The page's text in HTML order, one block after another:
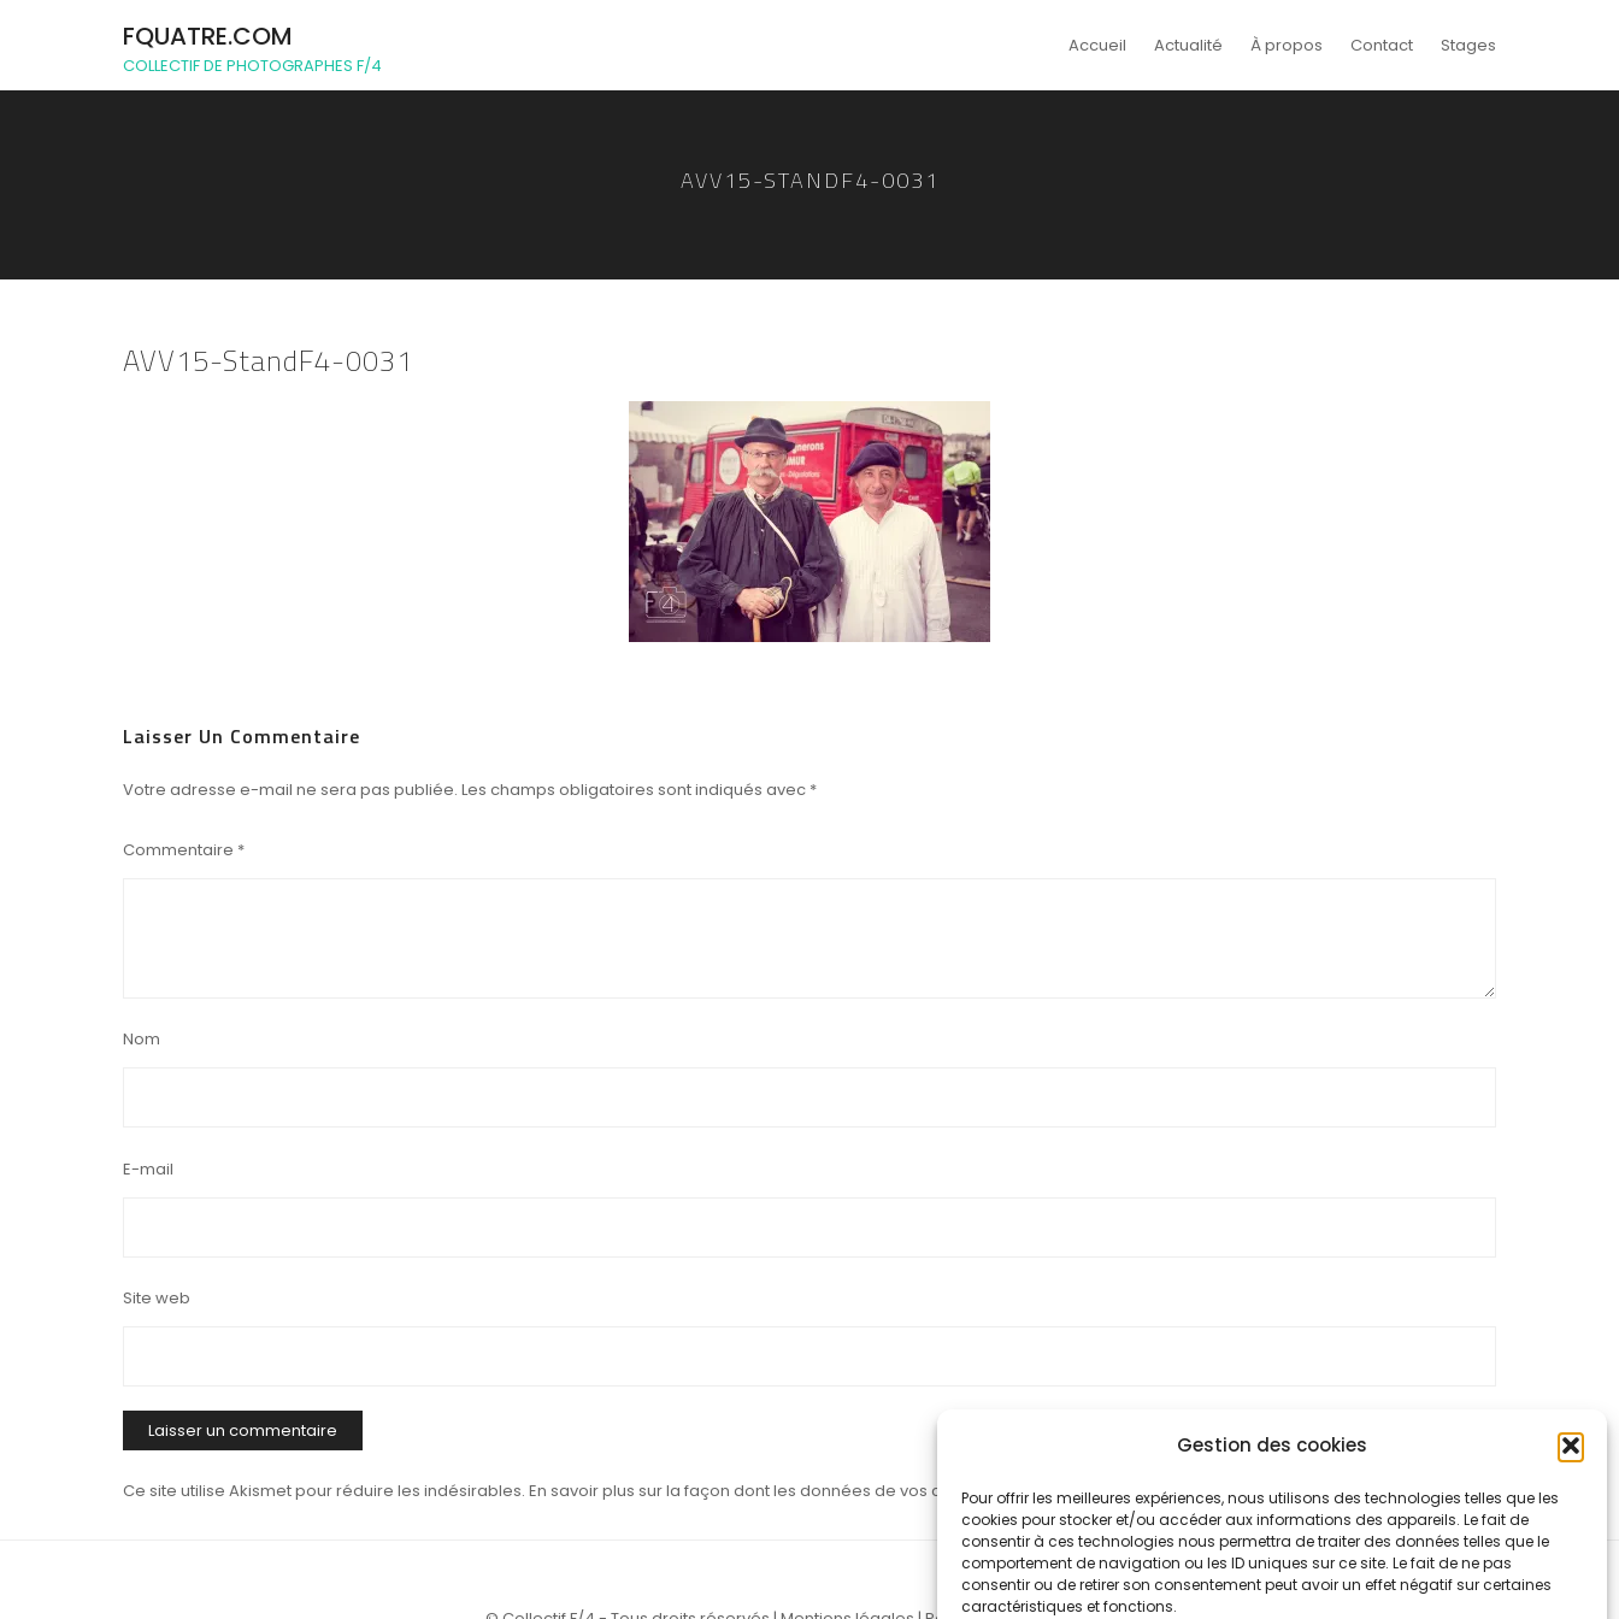
Gestion des cookies
Pour offrir les meilleures expériences, nous utilisons des technologies telles que les
cookies pour stocker et/ou accéder aux informations des appareils. Le fait de
consentir à ces technologies nous permettra de traiter des données telles que le
comportement de navigation ou les ID uniques sur ce site. Le fait de ne pas
consentir ou de retirer son consentement peut avoir un effet négatif sur certaines
caractéristiques et fonctions.
FQUATRE.COM
COLLECTIF DE PHOTOGRAPHES F/4
Accueil Actualité À propos Contact Stages
AVV15-STANDF4-0031
AVV15-StandF4-0031
Laisser Un Commentaire
Votre adresse e-mail ne sera pas publiée. Les champs obligatoires sont indiqués avec *
Commentaire *
Nom
E-mail
Site web
Ce site utilise Akismet pour réduire les indésirables. En savoir plus sur la façon dont les données de vos commentaires sont traitées.